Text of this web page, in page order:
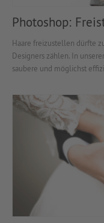
Photoshop:
Haare freizustellen dürfte
Designers zählen. In
saubere und möglichst